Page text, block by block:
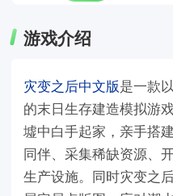
游戏介绍
灾变之后中文版是一款
的末日生存建造模拟游
墟中白手起家，亲手搭
同伴、采集稀缺资源、
生产设施。同时灾变之